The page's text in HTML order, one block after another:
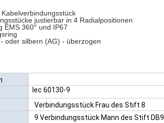
justierbar in 4 Radialpositionen
EMS 360° und IP67
oder silbern (AG) - überzogen
Iec 60130-9
Verbindungsstück Frau des Stift 8
9 Verbindungsstück Mann des Stift DB9